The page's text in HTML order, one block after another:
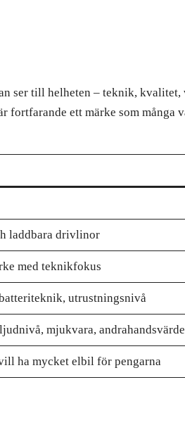
ser till helheten – teknik,
ett märke som många
laddbara drivlinor
med teknikfokus
utrustningsnivå
mjukvara, andrahandsvärde
ha mycket elbil för pengarna